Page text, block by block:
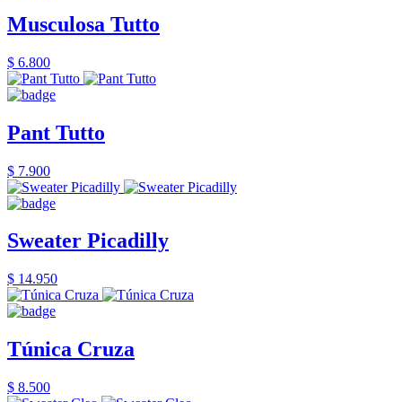
Musculosa Tutto
$ 6.800
Pant Tutto
$ 7.900
Sweater Picadilly
$ 14.950
Túnica Cruza
$ 8.500